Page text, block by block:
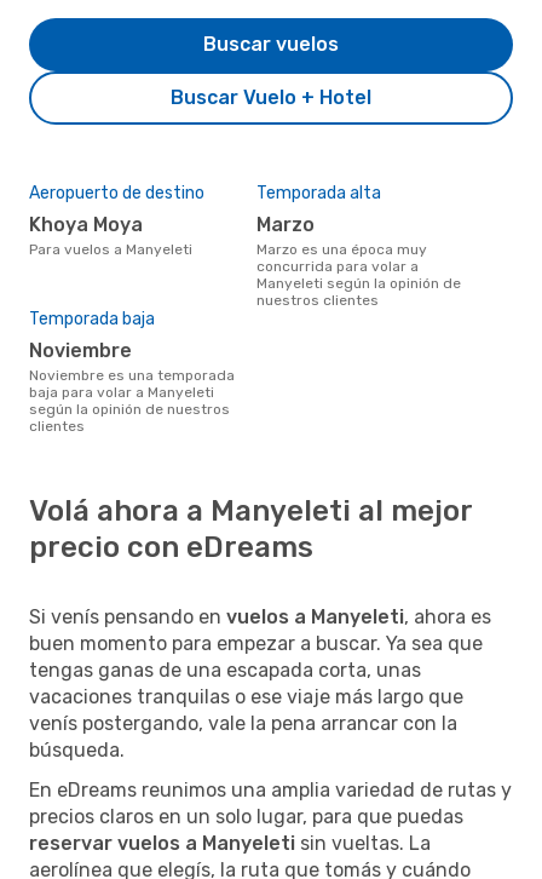
Buscar Vuelo + Hotel
Buscar vuelos
Aeropuerto de destino
Khoya Moya
Para vuelos a Manyeleti
Temporada alta
marzo
marzo es una época muy
concurrida para volar a
Manyeleti según la opinión de
nuestros clientes
Temporada baja
noviembre
noviembre es una temporada
baja para volar a Manyeleti
según la opinión de nuestros
clientes
Volá ahora a Manyeleti al mejor
precio con eDreams
Si venís pensando en vuelos a Manyeleti, ahora es
buen momento para empezar a buscar. Ya sea que
tengas ganas de una escapada corta, unas
vacaciones tranquilas o ese viaje más largo que
venís postergando, vale la pena arrancar con la
búsqueda.
En eDreams reunimos una amplia variedad de rutas y
precios claros en un solo lugar, para que puedas
reservar vuelos a Manyeleti sin vueltas. La
aerolínea que elegís, la ruta que tomás y cuándo